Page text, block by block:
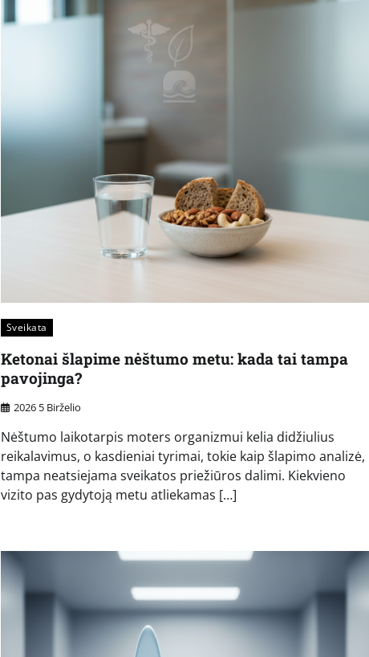
Sveikata
Ketonai šlapime nėštumo metu: kada tai tampa
pavojinga?
2026 5 Birželio
Nėštumo laikotarpis moters organizmui kelia didžiulius
reikalavimus, o kasdieniai tyrimai, tokie kaip šlapimo analizė,
tampa neatsiejama sveikatos priežiūros dalimi. Kiekvieno
vizito pas gydytoją metu atliekamas […]